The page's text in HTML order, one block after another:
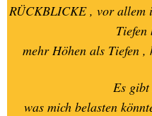
RÜCKBLICKE , vor allem
Tiefen
mehr Höhen als Tiefen ,
Es
was mich belasten